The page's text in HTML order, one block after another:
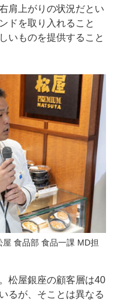
肩上がりの状況だとい
ドを取り入れること
いものを提供すること
食品部 食品一課 MD担
松屋銀座の顧客層は40
るが、そことは異なる